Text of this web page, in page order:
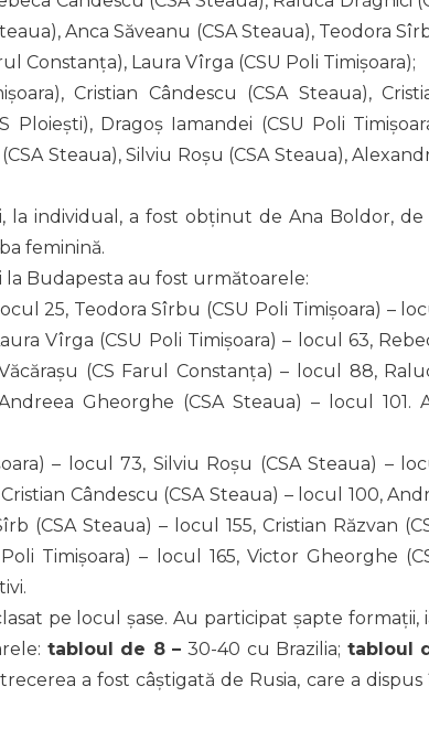
Anca Săveanu (CSA Steaua), Teodora
Constanța), Laura Vîrga (CSU Poli Timișoara);
Cristian Cândescu (CSA Steaua),
Ploiești), Dragoș Iamandei (CSU Poli
Steaua), Silviu Roșu (CSA Steaua),
la individual, a fost obținut de Ana Boldor, de
feminină.
Budapesta au fost următoarele:
25, Teodora Sîrbu (CSU Poli Timișoara) –
Vîrga (CSU Poli Timișoara) – locul 63,
(CS Farul Constanța) – locul 88,
Gheorghe (CSA Steaua) – locul 101.
– locul 73, Silviu Roșu (CSA Steaua) –
Cândescu (CSA Steaua) – locul 100,
(CSA Steaua) – locul 155, Cristian Răzvan
Timișoara) – locul 165, Victor Gheorghe
pe locul șase. Au participat șapte formații,
tabloul de 8 –30-40 cu Brazilia; tabloul
a fost câștigată de Rusia, care a dispus